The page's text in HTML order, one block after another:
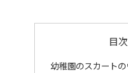
目次
幼稚園のスカート